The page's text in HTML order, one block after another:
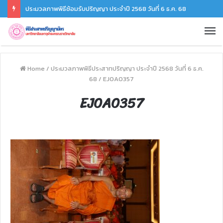
ประมวลภาพพิธีซ้อมรับปริญญา ประจำปี 2568 วันที่ 6 ธ.ค. 68
Home / ประมวลภาพพิธีประสาทปริญญา ประจำปี 2568 วันที่ 6 ธ.ค.
68 / EJ0A0357
EJ0A0357